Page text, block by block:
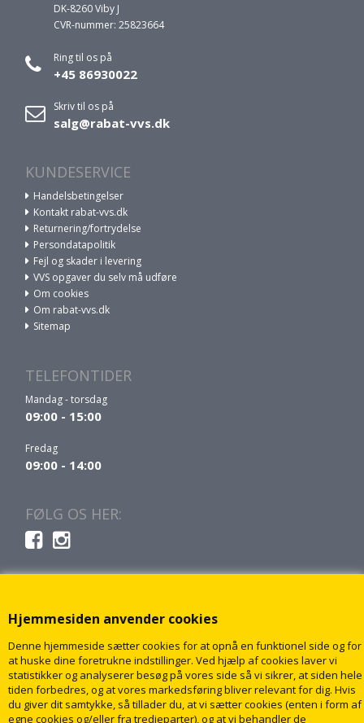
Hjemmesiden anvender cookies
Denne hjemmeside sætter cookies for at opnå en funktionel side og for
at huske dine foretrukne indstillinger. Ved hjælp af cookies laver vi
statistikker og analyserer besøg på vores side så vi sikrer, at siden hele
tiden forbedres, og at vores markedsføring bliver relevant for dig. Hvis
du giver dit samtykke, så tillader du, at vi sætter cookies (enten i form af
egne cookies og/eller fra tredjeparter), og at vi behandler de
DK-8260 Viby J
CVR-nummer: 25823664
Ring til os på
+45 86930022
Skriv til os på
salg@rabat-vvs.dk
KUNDESERVICE
Handelsbetingelser
Kontakt rabat-vvs.dk
Returnering/fortrydelse
Persondatapolitik
Fejl og skader i levering
VVS opgaver du selv må udføre
Om cookies
Om rabat-vvs.dk
Sitemap
TELEFONTIDER
Mandag - torsdag
09:00 - 15:00
Fredag
09:00 - 14:00
FØLG OS HER: